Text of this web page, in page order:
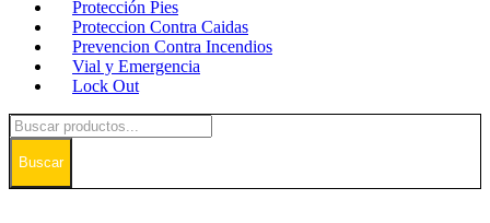
Protección Pies
Proteccion Contra Caidas
Prevencion Contra Incendios
Vial y Emergencia
Lock Out
Buscar